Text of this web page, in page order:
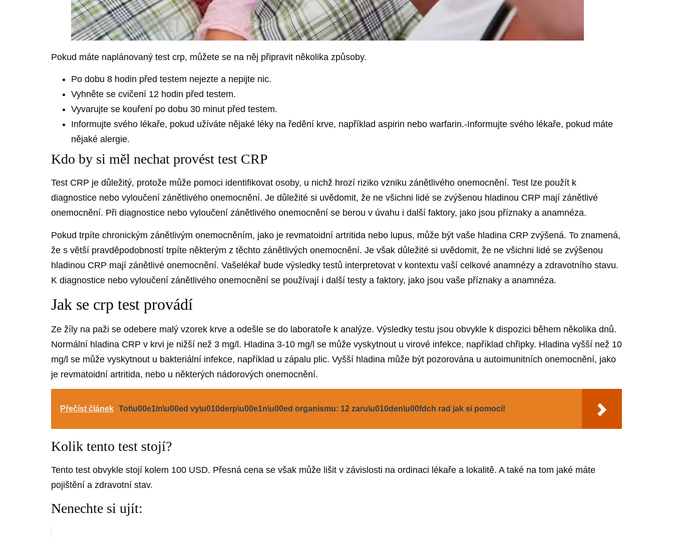
Pokud máte naplánovaný test crp, můžete se na něj připravit několika způsoby.
Po dobu 8 hodin před testem nejezte a nepijte nic.
Vyhněte se cvičení 12 hodin před testem.
Vyvarujte se kouření po dobu 30 minut před testem.
Informujte svého lékaře, pokud užíváte nějaké léky na ředění krve, například aspirin nebo warfarin.-Informujte svého lékaře, pokud máte
nějaké alergie.
Kdo by si měl nechat provést test CRP
Test CRP je důležitý, protože může pomoci identifikovat osoby, u nichž hrozí riziko vzniku zánětlivého onemocnění. Test lze použít k
diagnostice nebo vyloučení zánětlivého onemocnění. Je důležité si uvědomit, že ne všichni lidé se zvýšenou hladinou CRP mají zánětlivé
onemocnění. Při diagnostice nebo vyloučení zánětlivého onemocnění se berou v úvahu i další faktory, jako jsou příznaky a anamnéza.
Pokud trpíte chronickým zánětlivým onemocněním, jako je revmatoidní artritida nebo lupus, může být vaše hladina CRP zvýšená. To znamená,
že s větší pravděpodobností trpíte některým z těchto zánětlivých onemocnění. Je však důležité si uvědomit, že ne všichni lidé se zvýšenou
hladinou CRP mají zánětlivé onemocnění. Vašelékař bude výsledky testů interpretovat v kontextu vaší celkové anamnézy a zdravotního stavu.
K diagnostice nebo vyloučení zánětlivého onemocnění se používají i další testy a faktory, jako jsou vaše příznaky a anamnéza.
Jak se crp test provádí
Ze žíly na paži se odebere malý vzorek krve a odešle se do laboratoře k analýze. Výsledky testu jsou obvykle k dispozici během několika dnů.
Normální hladina CRP v krvi je nižší než 3 mg/l. Hladina 3-10 mg/l se může vyskytnout u virové infekce, například chřipky. Hladina vyšší než 10
mg/l se může vyskytnout u bakteriální infekce, například u zápalu plic. Vyšší hladina může být pozorována u autoimunitních onemocnění, jako
je revmatoidní artritida, nebo u některých nádorových onemocnění.
Přečíst článek Tot\u00e1ln\u00ed vy\u010derp\u00e1n\u00ed organismu: 12 zaru\u010den\u00fdch rad jak si pomoci!
Kolik tento test stojí?
Tento test obvykle stojí kolem 100 USD. Přesná cena se však může lišit v závislosti na ordinaci lékaře a lokalitě. A také na tom jaké máte
pojištění a zdravotní stav.
Nenechte si ujít: